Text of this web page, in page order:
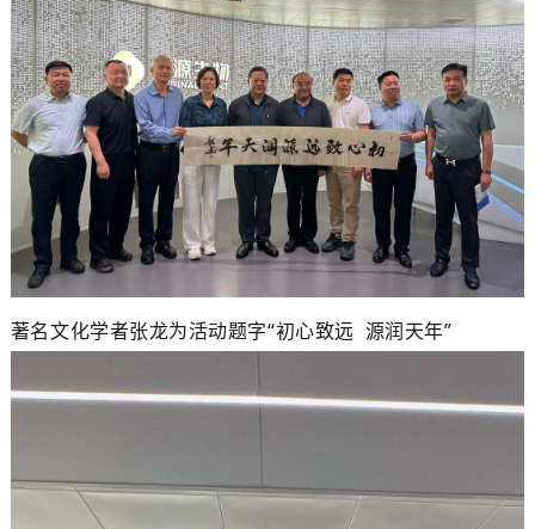
著名文化学者张龙为活动题字“初心致远 源润天年”